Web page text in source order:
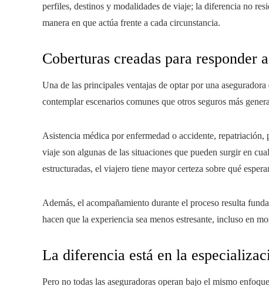
perfiles, destinos y modalidades de viaje; la diferencia no
manera en que actúa frente a cada circunstancia.
Coberturas creadas para responder
Una de las principales ventajas de optar por una
contemplar escenarios comunes que otros seguros más
Asistencia médica por enfermedad o accidente,
viaje son algunas de las situaciones que pueden surgir en
estructuradas, el viajero tiene mayor certeza sobre qué
Además, el acompañamiento durante el proceso resulta
hacen que la experiencia sea menos estresante, incluso en
La diferencia está en la
Pero no todas las aseguradoras operan bajo el mismo